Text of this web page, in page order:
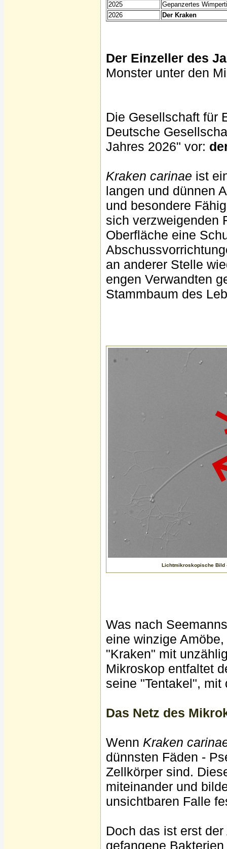
2025
Gepanzertes
2026
Der Kraken
Der Einzeller des
Monster unter den
Die Gesellschaft für
Deutsche
Jahres 2026" vor:
Kraken carinae ist
langen und dünnen
und besondere
sich verzweigenden
Oberfläche eine
an anderer Stelle
engen Verwandten
Stammbaum des
Lichtmikroskopische Bild
Was nach
eine winzige
"Kraken" mit
Mikroskop entfaltet
seine "Tentakel",
Das Netz des
Wenn Kraken
dünnsten Fäden -
Zellkörper sind.
miteinander und
unsichtbaren Falle
Doch das ist erst
gefangene